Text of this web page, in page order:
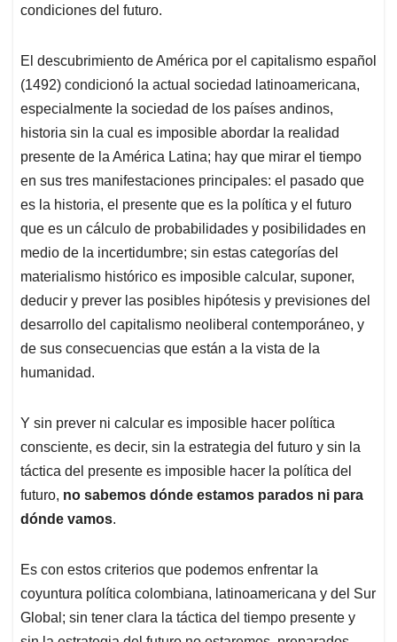
condiciones del futuro.
El descubrimiento de América por el capitalismo español
(1492) condicionó la actual sociedad latinoamericana,
especialmente la sociedad de los países andinos,
historia sin la cual es imposible abordar la realidad
presente de la América Latina; hay que mirar el tiempo
en sus tres manifestaciones principales: el pasado que
es la historia, el presente que es la política y el futuro
que es un cálculo de probabilidades y posibilidades en
medio de la incertidumbre; sin estas categorías del
materialismo histórico es imposible calcular, suponer,
deducir y prever las posibles hipótesis y previsiones del
desarrollo del capitalismo neoliberal contemporáneo, y
de sus consecuencias que están a la vista de la
humanidad.
Y sin prever ni calcular es imposible hacer política
consciente, es decir, sin la estrategia del futuro y sin la
táctica del presente es imposible hacer la política del
futuro, no sabemos dónde estamos parados ni para
dónde vamos.
Es con estos criterios que podemos enfrentar la
coyuntura política colombiana, latinoamericana y del Sur
Global; sin tener clara la táctica del tiempo presente y